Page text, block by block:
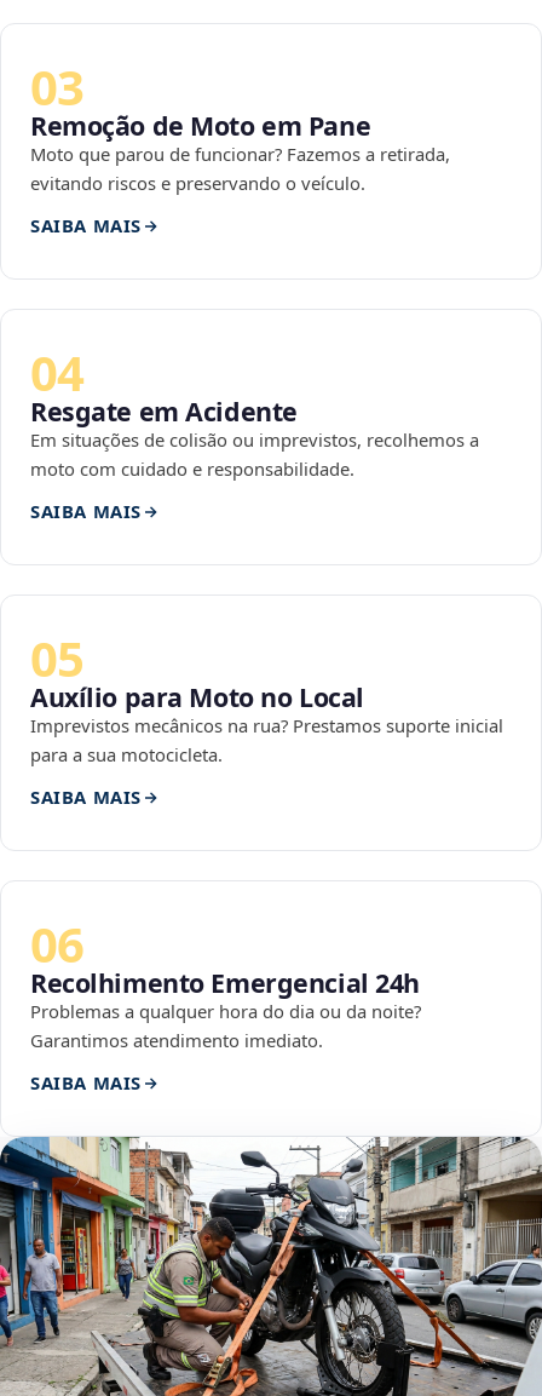
03
Remoção de Moto em Pane
Moto que parou de funcionar? Fazemos a retirada,
evitando riscos e preservando o veículo.
SAIBA MAIS
04
Resgate em Acidente
Em situações de colisão ou imprevistos, recolhemos a
moto com cuidado e responsabilidade.
SAIBA MAIS
05
Auxílio para Moto no Local
Imprevistos mecânicos na rua? Prestamos suporte inicial
para a sua motocicleta.
SAIBA MAIS
06
Recolhimento Emergencial 24h
Problemas a qualquer hora do dia ou da noite?
Garantimos atendimento imediato.
SAIBA MAIS